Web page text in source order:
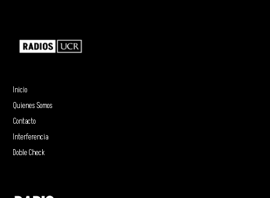
Inicio
Quienes Somos
Contacto
Interferencia
Doble Check